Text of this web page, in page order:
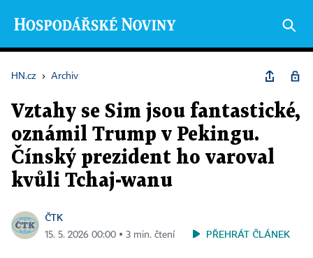
HN.cz › Archiv
Vztahy se Sim jsou fantastické,
oznámil Trump v Pekingu.
Čínský prezident ho varoval
kvůli Tchaj-wanu
ČTK
15. 5. 2026 00:00 ▪ 3 min. čtení PŘEHRÁT ČLÁNEK